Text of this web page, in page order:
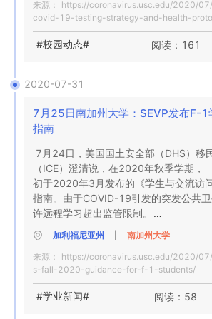
一组人进食和饮水是特别高风险的活动
容易散开而没有口罩。距离某人6英尺以
间，或者让其他人的呼吸颗粒进入您的
嗽），这将为您提供紧密接触的机会。
酒精会削弱距离和接触的判断力，因此
触。
与其他室友一起生活的最安全方法是戴
常清洁常用表面（门把手，电灯开关，
域，不允许非住所的访客进入。
每个室友决定承担的风险（不戴口罩，
和国家的其他地区）也将成为家庭其他
我们整个社区的风险。
我们知道，这种流行病很难使每个人都
恢复我们所知道的生活。通过积极剥夺
会，我们可以更快地重返我们都希望拥
监控自己的健康状况并接受检查。这样
发。
联系人跟踪信息仅用于保护社区健康。
时，不会共享您的名字。我们关心的是
通过南加州大学学生健康中心  （不是外
试是使生病或接触过的学生获得护理和
州大学社区和洛杉矶其他地区的其他人
9355（WELL）或访问https://
排约会。
南加州大学可以为  被诊断的学生提供
隔离的住房，医疗保健和心理健康支持。
信息必须与洛杉矶县公共卫生部门共享
我想分享我们南加州大学一位父母的笔
病期间接受了COVID-19阳性诊断，并得
主题：  2020年秋季：COVID-19测试策
在准备开始秋季学期时，我们想为计划
教务长本月初指出的那样，我们建议所
们计划继续进行有限的面对面校园活动
的即将发布的指导禁止这样做。我们将
在过去的几个月中，该大学制定了全面
卫生措施，包括日常健康检查，测试，
生病和暴露个体的程序。这些措施是根
据制定的，并且完全符合洛杉矶公共卫生
根据新出现的证据和不断变化的公共卫
学生应遵守所有必需的健康措施。
最初的Covid-19学生测试： 获准居住
来源： https://coronavirus.usc.edu/2020/
covid-19-testing-strategy-and-health-
#校园动态# 阅读：161
2020-07-31
7月25日南加州大学：SEVP发布F-
指南
7月24日，美国国土安全部（DHS）移
（ICE）澄清说，在2020年秋季学期，
初于2020年3月发布的《学生与交流访
指南。由于COVID-19引发的突发公共
许远程学习超出监管限制。
这对国际学生意味着什么？
在美国或国外继续学习的学生  可以在
一地点继续在线课程。只要学生报名参
移民身份，南加州大学将继续保持其学
加利福尼亚州
南加州大学
来源： https://coronavirus.usc.edu/2020/
s-fall-2020-guidance-for-f-1-students/
#学业新闻# 阅读：58